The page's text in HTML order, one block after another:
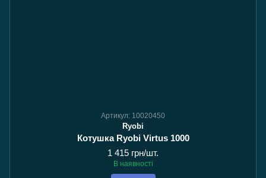
Артикул: 10020450
Ryobi
Котушка Ryobi Virtus 1000
1 415 грн/шт.
В наявності